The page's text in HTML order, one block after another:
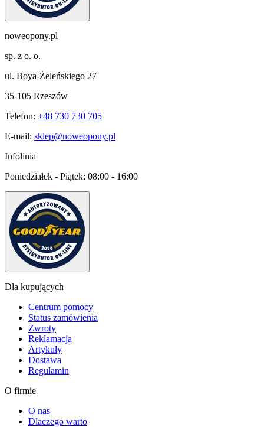
noweopony.pl
sp. z o. o.
ul. Boya-Żeleńskiego 27
35-105 Rzeszów
Telefon: +48 730 730 705
E-mail: sklep@noweopony.pl
Infolinia
Poniedziałek - Piątek: 08:00 - 16:00
Dla kupujących
Centrum pomocy
Status zamówienia
Zwroty
Reklamacja
Artykuły
Dostawa
Regulamin
O firmie
O nas
Dlaczego warto